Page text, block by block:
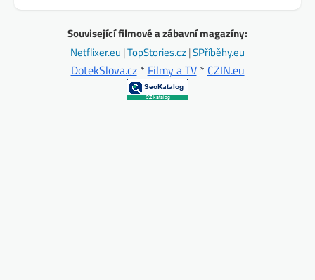
Související filmové a zábavní magazíny:
Netflixer.eu |TopStories.cz|SPříběhy.eu
DotekSlova.cz* Filmy a TV* CZIN.eu